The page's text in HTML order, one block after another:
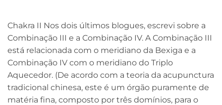
Chakra II Nos dois últimos blogues, escrevi sobre a
Combinação III e a Combinação IV. A Combinação III
está relacionada com o meridiano da Bexiga e a
Combinação IV com o meridiano do Triplo
Aquecedor. (De acordo com a teoria da acupunctura
tradicional chinesa, este é um órgão puramente de
matéria fina, composto por três domínios, para o